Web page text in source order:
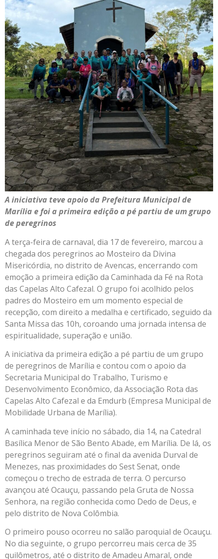
A iniciativa teve apoio da Prefeitura Municipal de
Marília e foi a primeira edição a pé partiu de um grupo
de peregrinos
A terça-feira de carnaval, dia 17 de fevereiro, marcou a
chegada dos peregrinos ao Mosteiro da Divina
Misericórdia, no distrito de Avencas, encerrando com
emoção a primeira edição da Caminhada da Fé na Rota
das Capelas Alto Cafezal. O grupo foi acolhido pelos
padres do Mosteiro em um momento especial de
recepção, com direito a medalha e certificado, seguido da
Santa Missa das 10h, coroando uma jornada intensa de
espiritualidade, superação e união.
A iniciativa da primeira edição a pé partiu de um grupo
de peregrinos de Marília e contou com o apoio da
Secretaria Municipal do Trabalho, Turismo e
Desenvolvimento Econômico, da Associação Rota das
Capelas Alto Cafezal e da Emdurb (Empresa Municipal de
Mobilidade Urbana de Marília).
A caminhada teve início no sábado, dia 14, na Catedral
Basílica Menor de São Bento Abade, em Marília. De lá, os
peregrinos seguiram até o final da avenida Durval de
Menezes, nas proximidades do Sest Senat, onde
começou o trecho de estrada de terra. O percurso
avançou até Ocauçu, passando pela Gruta de Nossa
Senhora, na região conhecida como Dedo de Deus, e
pelo distrito de Nova Colômbia.
O primeiro pouso ocorreu no salão paroquial de Ocauçu.
No dia seguinte, o grupo percorreu mais cerca de 35
quilômetros, até o distrito de Amadeu Amaral, onde